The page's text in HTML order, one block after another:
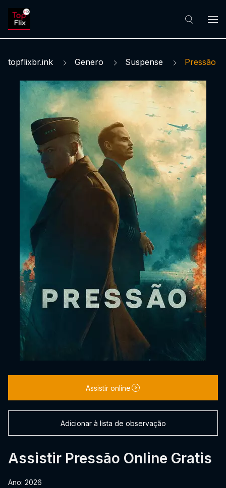
topflixbr.ink Genero Suspense Pressão
Assistir Pressão Online Gratis
Ano: 2026
Assistir online
Adicionar à lista de observação